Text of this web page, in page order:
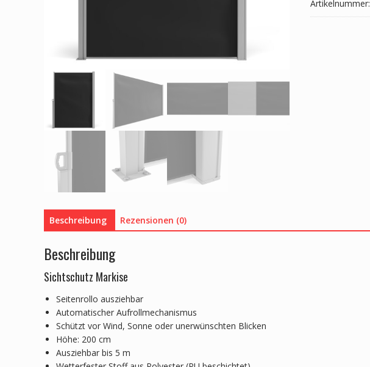
Menge
Artikelnummer:
Beschreibung Rezensionen (0)
Beschreibung
Sichtschutz Markise
Seitenrollo ausziehbar
Automatischer Aufrollmechanismus
Schützt vor Wind, Sonne oder unerwünschten Blicken
Höhe: 200 cm
Ausziehbar bis 5 m